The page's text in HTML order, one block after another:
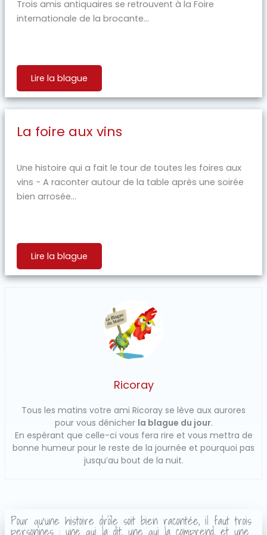
Trois amis antiquaires se retrouvent à la Foire
internationale de la brocante...
Lire la blague
La foire aux vins
Une histoire qui a fait le tour de toutes les foires aux
vins - A raconter autour de la table après une soirée
bien arrosée...
Lire la blague
Ricoray
Tous les matins votre ami Ricoray se lève aux aurores
pour vous dénicher la blague du jour.
En espérant que celle-ci vous fera rire et vous mettra de
bonne humeur pour le reste de la journée et pourquoi pas
jusqu’au bout de la nuit.
Pour qu'une histoire drôle soit bien racontée, il faut trois